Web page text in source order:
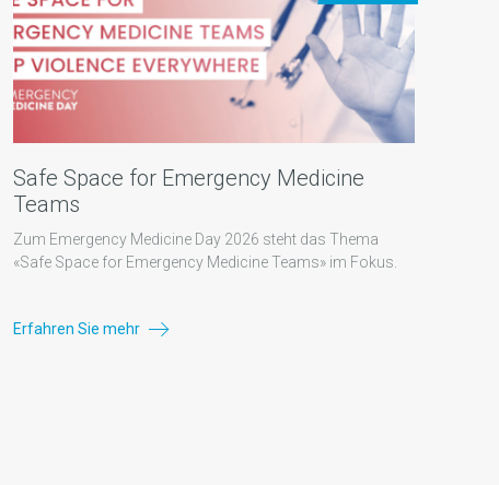
Safe Space for Emergency Medicine
Teams
Zum Emergency Medicine Day 2026 steht das Thema
«Safe Space for Emergency Medicine Teams» im Fokus.
Erfahren Sie mehr